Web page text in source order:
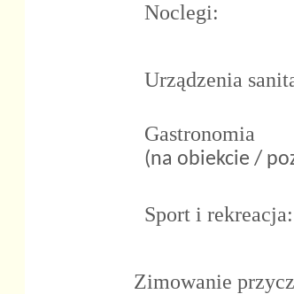
Noclegi:
Urządzenia
Gastronomia
(na obiekcie /
Sport i rekreacja:
Zimowanie